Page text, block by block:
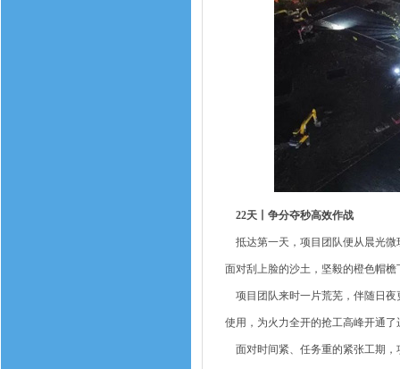
22天丨争分夺秒高效作战
抵达第一天，项目团队便从晨光微
面对刮上脸的沙土，坚毅的橙色帽
项目团队来时一片荒芜，伴随日夜
使用，为火力全开的抢工高峰开通了
面对时间紧、任务重的紧张工期，